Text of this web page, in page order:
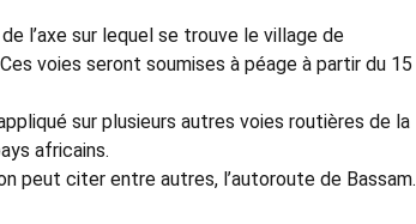
l’axe sur lequel se trouve le village de
voies seront soumises à péage à partir du 15
sur plusieurs autres voies routières de la
africains.
peut citer entre autres, l’autoroute de Bassam.